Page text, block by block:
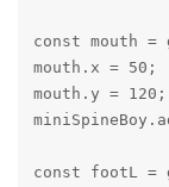
const mouth =
mouth.x = 50;
mouth.y = 120;
const footL